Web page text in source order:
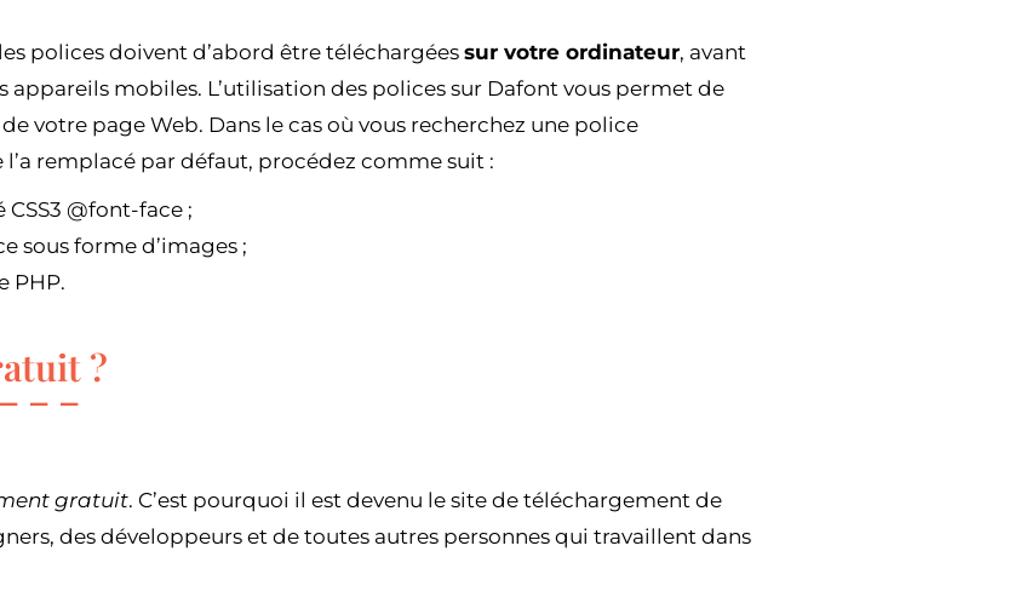
polices doivent d’abord être téléchargées sur votre ordinateur, avant
appareils mobiles. L’utilisation des polices sur Dafont vous permet de
de votre page Web. Dans le cas où vous recherchez une police
remplacé par défaut, procédez comme suit :
@font-face ;
sous forme d’images ;
PHP.
?
gratuit. C’est pourquoi il est devenu le site de téléchargement de
des développeurs et de toutes autres personnes qui travaillent dans